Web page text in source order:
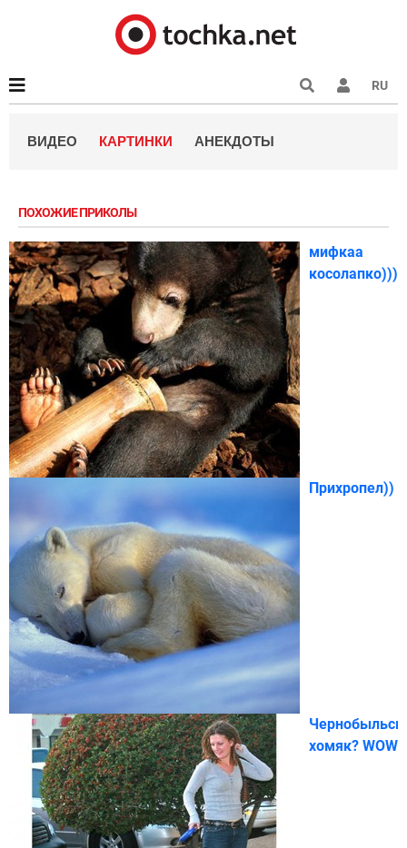
RU
ВИДЕО КАРТИНКИ АНЕКДОТЫ
ПОХОЖИЕ ПРИКОЛЫ
мифкаа
Прихропел))
хомяк? WOW